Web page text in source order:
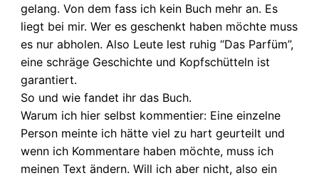
gelang. Von dem fass ich kein Buch mehr an. Es
liegt bei mir. Wer es geschenkt haben möchte muss
es nur abholen. Also Leute lest ruhig “Das Parfüm”,
eine schräge Geschichte und Kopfschütteln ist
garantiert.
So und wie fandet ihr das Buch.
Warum ich hier selbst kommentier: Eine einzelne
Person meinte ich hätte viel zu hart geurteilt und
wenn ich Kommentare haben möchte, muss ich
meinen Text ändern. Will ich aber nicht, also ein